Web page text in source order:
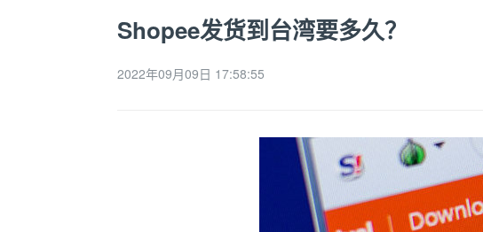
Shopee发货到台湾要多久？
2022年09月09日 17:58:55